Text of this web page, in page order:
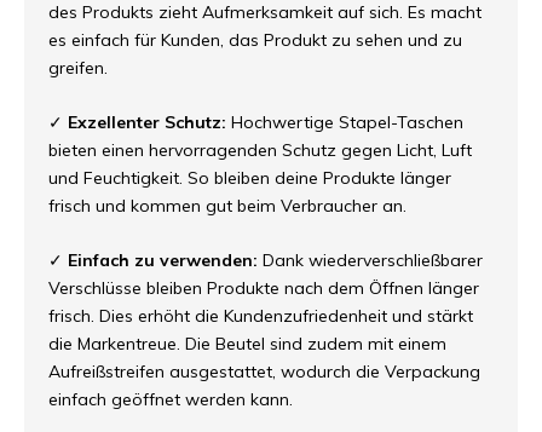
des Produkts zieht Aufmerksamkeit auf sich. Es macht
es einfach für Kunden, das Produkt zu sehen und zu
greifen.
✓ Exzellenter Schutz: Hochwertige Stapel-Taschen
bieten einen hervorragenden Schutz gegen Licht, Luft
und Feuchtigkeit. So bleiben deine Produkte länger
frisch und kommen gut beim Verbraucher an.
✓ Einfach zu verwenden: Dank wiederverschließbarer
Verschlüsse bleiben Produkte nach dem Öffnen länger
frisch. Dies erhöht die Kundenzufriedenheit und stärkt
die Markentreue. Die Beutel sind zudem mit einem
Aufreißstreifen ausgestattet, wodurch die Verpackung
einfach geöffnet werden kann.